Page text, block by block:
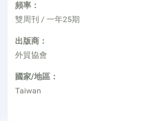
頻率：
雙周刊 / 一年25期
出版商：
外貿協會
國家/地區：
Taiwan